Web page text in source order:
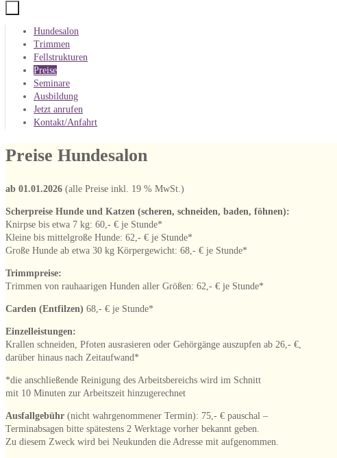
Inhalt
springen
Hundesalon
Trimmen
Fellstrukturen
Preise
Seminare
Ausbildung
Jetzt anrufen
Kontakt/Anfahrt
Preise Hundesalon
ab 01.01.2026 (alle Preise inkl. 19 % MwSt.)
Scherpreise Hunde und Katzen (scheren, schneiden, baden, föhnen):
Knirpse bis etwa 7 kg: 60,- € je Stunde*
Kleine bis mittelgroße Hunde: 62,- € je Stunde*
Große Hunde ab etwa 30 kg Körpergewicht: 68,- € je Stunde*
Trimmpreise:
Trimmen von rauhaarigen Hunden aller Größen: 62,- € je Stunde*
Carden (Entfilzen) 68,- € je Stunde*
Einzelleistungen:
Krallen schneiden, Pfoten ausrasieren oder Gehörgänge auszupfen ab 26,- €,
darüber hinaus nach Zeitaufwand*
*die anschließende Reinigung des Arbeitsbereichs wird im Schnitt
mit 10 Minuten zur Arbeitszeit hinzugerechnet
Ausfallgebühr (nicht wahrgenommener Termin): 75,- € pauschal –
Terminabsagen bitte spätestens 2 Werktage vorher bekannt geben.
Zu diesem Zweck wird bei Neukunden die Adresse mit aufgenommen.